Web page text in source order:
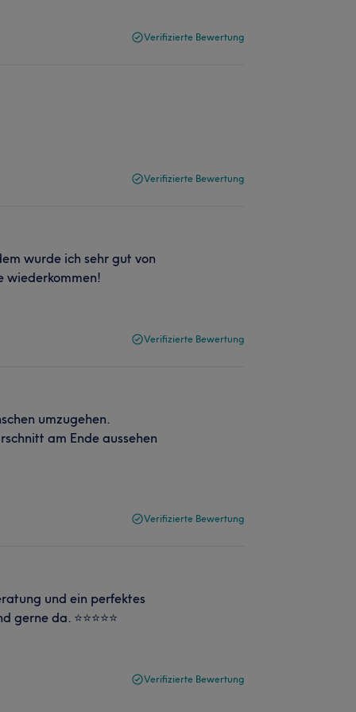
Verifizierte Bewertung
Verifizierte Bewertung
wurde ich sehr gut von
wiederkommen!
Verifizierte Bewertung
umzugehen.
am Ende aussehen
Verifizierte Bewertung
und ein perfektes
da. ⭐⭐⭐⭐⭐
Verifizierte Bewertung